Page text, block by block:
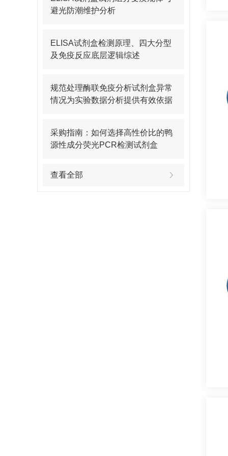
避光防潮维护分析
ELISA试剂盒检测原理、四大分型
及免疫反应底层逻辑综述
规范处理酶联免疫分析试剂盒异常
情况为实验数据分析提供有效依据
采购指南：如何选择高性价比的鸭
源性成分荧光PCR检测试剂盒
查看全部